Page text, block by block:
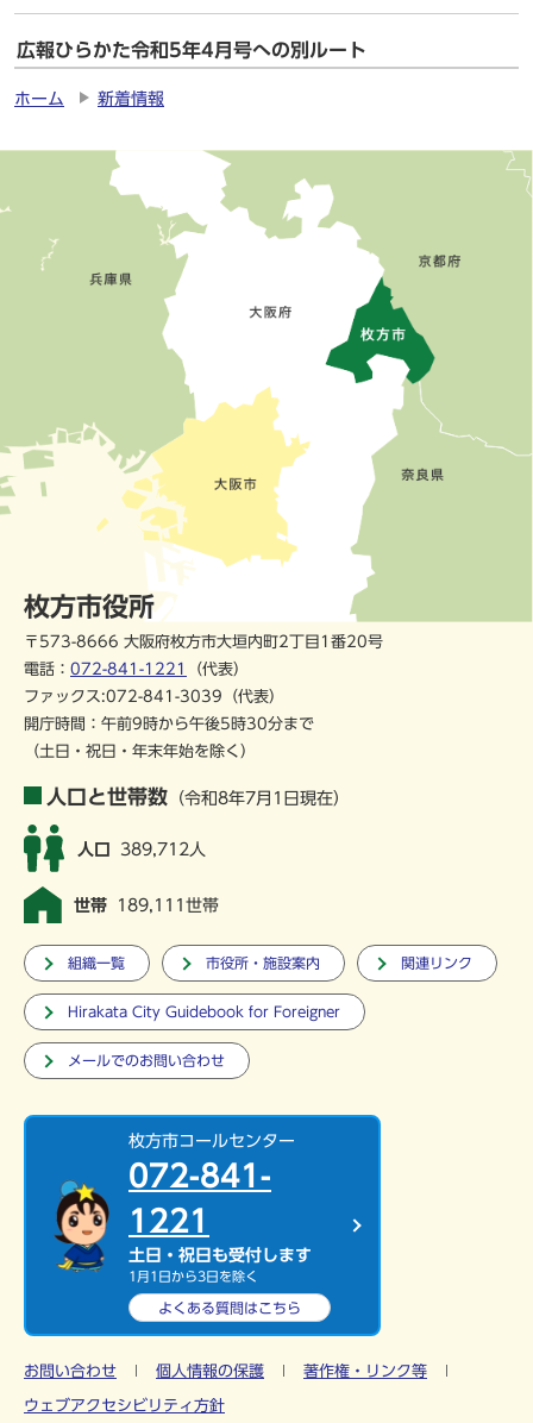
広報ひらかた令和5年4月号への別ルート
ホーム 新着情報
枚方市役所
〒573-8666 大阪府枚方市大垣内町2丁目1番20号
電話： 072-841-1221
（代表）
ファックス:072-841-3039（代表）
開庁時間：午前9時から午後5時30分まで
（土日・祝日・年末年始を除く）
人口と世帯数 （令和8年7月1日現在）
人口 389,712人
世帯 189,111世帯
組織一覧 市役所・施設案内 関連リンク
Hirakata City Guidebook for Foreigner
メールでのお問い合わせ
枚方市コールセンター
072-841-
1221
土日・祝日も受付します
1月1日から3日を除く
よくある質問はこちら
お問い合わせ 個人情報の保護 著作権・リンク等
ウェブアクセシビリティ方針